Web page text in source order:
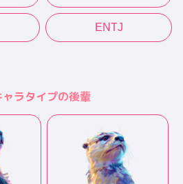
ENTJ
ャラタイプの後輩